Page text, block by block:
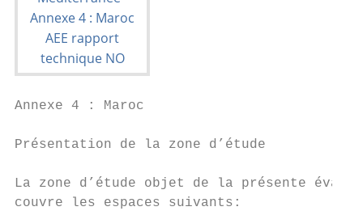
Annexe 4 : Maroc
Présentation de la zone d’étude
La zone d’étude objet de la présente
couvre les espaces suivants: